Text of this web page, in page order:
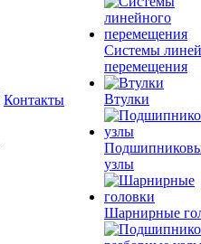
Контакты
Системы
перемещения
Втулки
узлы
Шарнирные